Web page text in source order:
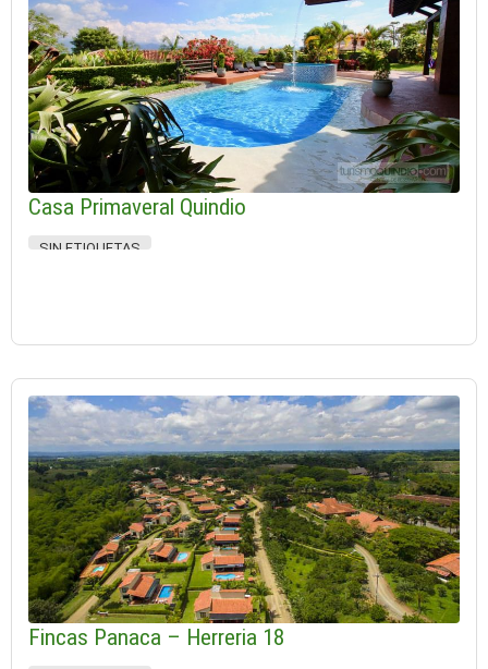
Casa Primaveral Quindio
SIN ETIQUETAS
Fincas Panaca – Herreria 18